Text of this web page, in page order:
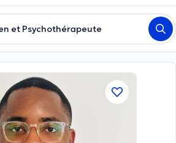
et Psychothérapeute